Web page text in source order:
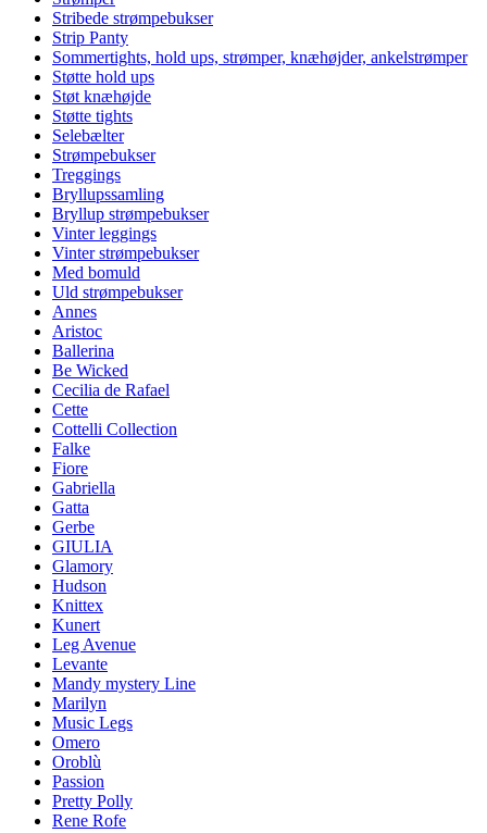
Stribede strømpebukser
Strip Panty
Sommertights, hold ups, strømper, knæhøjder, ankelstrømper
Støtte hold ups
Støt knæhøjde
Støtte tights
Selebælter
Strømpebukser
Treggings
Bryllupssamling
Bryllup strømpebukser
Vinter leggings
Vinter strømpebukser
Med bomuld
Uld strømpebukser
Annes
Aristoc
Ballerina
Be Wicked
Cecilia de Rafael
Cette
Cottelli Collection
Falke
Fiore
Gabriella
Gatta
Gerbe
GIULIA
Glamory
Hudson
Knittex
Kunert
Leg Avenue
Levante
Mandy mystery Line
Marilyn
Music Legs
Omero
Oroblù
Passion
Pretty Polly
Rene Rofe